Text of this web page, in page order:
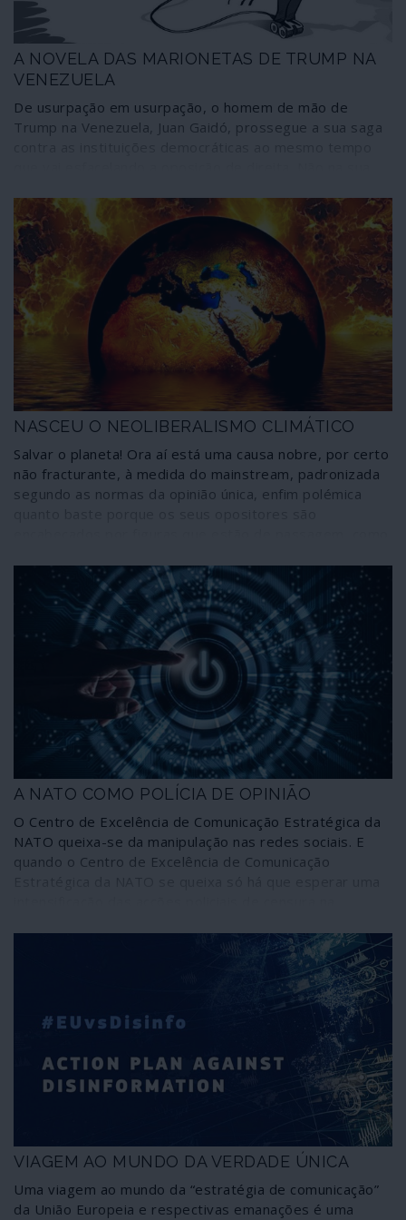
A NOVELA DAS MARIONETAS DE TRUMP NA
VENEZUELA
De usurpação em usurpação, o homem de mão de
Trump na Venezuela, Juan Gaidó, prossegue a sua saga
de “presidente” de um parlamento paralelo decidiu
nomear um chefe fascista ausente do país para
“recuperar” a estação de televisão Telesur, espaço de
liberdade de expressão e informação na América Latina.
Desconhece-se como se processará o assalto às
instalações e fontes de emissão, mas Washington não
desiste de agitar Guaidó.
NASCEU O NEOLIBERALISMO CLIMÁTICO
Salvar o planeta! Ora aí está uma causa nobre, por certo
não fracturante, à medida do mainstream, padronizada
segundo as normas da opinião única, enfim polémica
recomendável classe bipartidária e monolítica dos
Estados Unidos da América. Atentemos nos casos de
Obama, de Hillary Clinton, consabidamente tão amigos
do planeta e do ambiente.
A NATO COMO POLÍCIA DE OPINIÃO
O Centro de Excelência de Comunicação Estratégica da
NATO queixa-se da manipulação nas redes sociais. E
quando o Centro de Excelência de Comunicação
incapazes de se regularem a si próprias. O cerco às
opiniões divergentes da doutrina oficial atlantista e
europeísta aperta-se e a NATO afina mecanismos
policiais para que não haja desvios à opinião única.
VIAGEM AO MUNDO DA VERDADE ÚNICA
Uma viagem ao mundo da “estratégia de comunicação”
da União Europeia e respectivas emanações é uma